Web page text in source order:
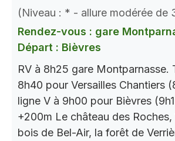
(Niveau : * - allure modérée de
Rendez-vous : gare
Départ : Bièvres
RV à 8h25 gare Montparnasse.
8h40 pour Versailles Chantiers
ligne V à 9h00 pour Bièvres
+200m Le château des
bois de Bel-Air, la forêt de